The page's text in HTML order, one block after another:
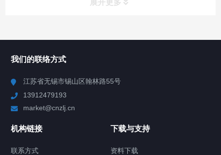
展开更多
Chiller高精度制冷循环器
TCU温度控制单元
我们的联络方式
江苏省无锡市锡山区翰林路55号
13912479193
market@cnzlj.cn
机构链接
联系方式
下载与支持
资料下载